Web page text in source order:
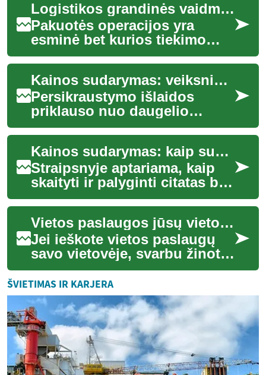
Logistikos grandinės vaidmuo: pakuotės operacijos
Pakuotės operacijos yra
esminė bet kurios tiekimo
grandinės dalis, užtikrinanti,
kad produktai būtų tinkamai
apsaugot...
Kainos sudarymas: veiksniai, lemiantys persikraustymo išlaidas
Persikraustymo išlaidos
priklauso nuo daugelio
detalių: nuo transporto ir
darbo sąnaudų iki specialios
įrangos, saugo...
Kainos sudarymas: kaip suprasti citatas ir paslaugų įtraukimą
Straipsnyje aptariama, kaip
skaityti ir palyginti citatas bei
suprasti, kas įtraukiama į
paslaugas perkraustant
daikt...
Vietos paslaugos jūsų vietovėje: kaip rasti, palyginti ir pasirinkti tinkamiausią variantą
Jei ieškote vietos paslaugų
savo vietovėje, svarbu žinoti
kelis pagrindinius principus,
kurie padės priimti
informuot...
ŠVIETIMAS IR KARJERA